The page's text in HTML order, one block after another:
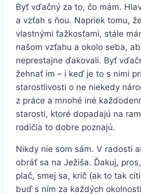
Byť vďačný za to, čo mám.
a vzťah s ňou. Napriek tomu,
vlastnými ťažkosťami, stále
našom vzťahu a okolo seba,
neprestajne ďakovali. Byť
žehnať im – i keď je to s nimi
starostlivosti o ne niekedy
z práce a mnohé iné
starosti, ktoré dopadajú na
rodičia to dobre poznajú.
Nikdy nie som sám. V radosti
obráť sa na Ježiša. Ďakuj,
plač, smej sa, krič (ak to tak
buď s ním za každých